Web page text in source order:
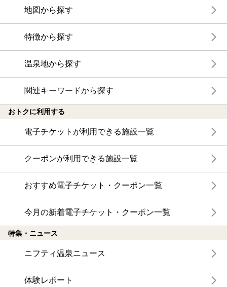
地図から探す
特徴から探す
温泉地から探す
関連キーワードから探す
おトクに利用する
電子チケットが利用できる施設一覧
クーポンが利用できる施設一覧
おすすめ電子チケット・クーポン一覧
今月の新着電子チケット・クーポン一覧
特集・ニュース
ニフティ温泉ニュース
体験レポート